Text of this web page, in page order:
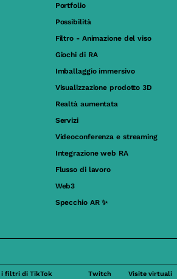
Portfolio
Possibilità
Filtro - Animazione del viso
Giochi di RA
Imballaggio immersivo
Visualizzazione prodotto 3D
Realtà aumentata
Servizi
Videoconferenza e streaming
Integrazione web RA
Flusso di lavoro
Web3
Specchio AR ✨
i filtri di TikTok Twitch Visite virtuali